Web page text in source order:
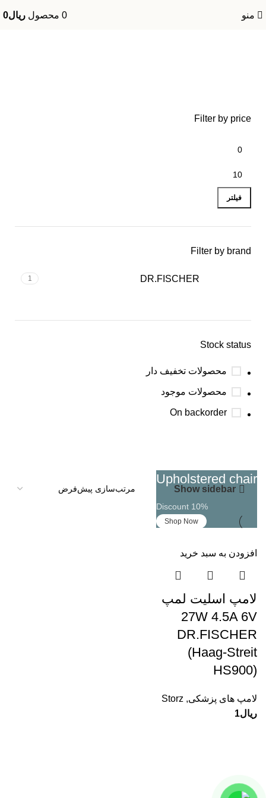
منو 0 محصول ریال0
Filter by price
حداقل
قیمت
حداکثر
قیمت
فیلتر
Filter by brand
DR.FISCHER
1
Stock status
محصولات تخفیف دار
محصولات موجود
On backorder
Upholstered chair
Discount 10%
Shop Now
Show sidebar
افزودن به سبد خرید
لامپ اسلیت لمپ
27W 4.5A 6V
DR.FISCHER
(Haag-Streit
HS900)
لامپ های پزشکی,
Storz
ریال